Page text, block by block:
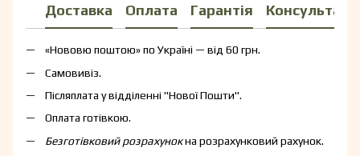
Доставка Оплата Гарантія
«Нововю поштою» по Україні — від 60 грн.
Самовивіз.
Післяплата у відділенні "Нової Пошти".
Оплата готівкою.
Безготівковий розрахунокна розрахунковий рахунок.